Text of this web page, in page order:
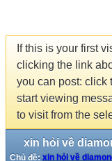
If this is your first
clicking the link
you can post: click
start viewing
to visit from the
xin hỏi về
Chủ đề: xin hỏi về